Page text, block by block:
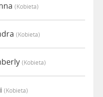
(kobieta)
(kobieta)
(kobieta)
(kobieta)